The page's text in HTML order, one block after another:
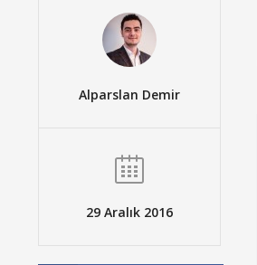
Alparslan Demir
29 Aralık 2016